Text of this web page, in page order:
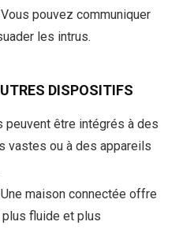
pouvez communiquer
les intrus.
DISPOSITIFS
peuvent être intégrés à des
vastes ou à des appareils
maison connectée offre
fluide et plus